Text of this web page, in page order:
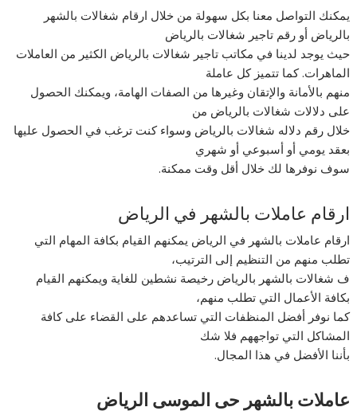
يمكنك التواصل معنا بكل سهولة من خلال ارقام شغالات بالشهر
بالرياض أو رقم تاجير شغالات بالرياض
حيث يوجد لدينا في مكاتب تاجير شغالات بالرياض الكثير من العاملات
الماهرات. كما تتميز كل عاملة
منهم بالأمانة والإتقان وغيرها من الصفات الهامة، ويمكنك الحصول
على دلالات شغالات بالرياض من
خلال رقم دلاله شغالات بالرياض وسواء كنت ترغب في الحصول عليها
بعقد يومي أو أسبوعي أو شهري
سوف نوفرها لك خلال أقل وقت ممكنة.
ارقام عاملات بالشهر في الرياض
ارقام عاملات بالشهر في الرياض يمكنهم القيام بكافة المهام التي
تطلب منهم من التنظيم إلى الترتيب،
ف شغالات بالشهر بالرياض رخيصة نشطين للغاية ويمكنهم القيام
بكافة الأعمال التي تطلب منهم،
كما نوفر أفضل المنظفات التي تساعدهم على القضاء على كافة
المشاكل التي تواجههم فلا شك
بأننا الأفضل في هذا المجال.
عاملات بالشهر حى الموسى الرياض